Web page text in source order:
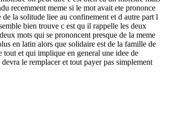
recemment meme si le mot avait ete prononce
la solitude liee au confinement et d autre part l
bien trouve c est qu il rappelle les deux
mots qui se prononcent presque de la meme
en latin alors que solidaire est de la famille de
et qui implique en general une idee de
le remplacer et tout payer pas simplement